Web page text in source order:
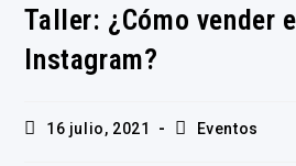
Taller: ¿Cómo vender
Instagram?
16 julio, 2021 Eventos